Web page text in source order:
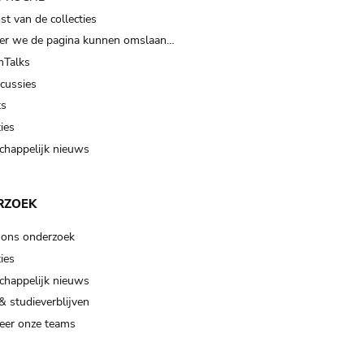
van de collecties
we de pagina kunnen omslaan…
nieuws
onderzoek
nieuws
studieverblijven
onze teams